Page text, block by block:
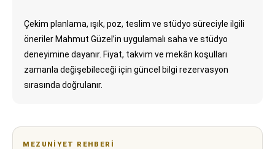
Çekim planlama, ışık, poz, teslim ve stüdyo süreciyle ilgili
öneriler Mahmut Güzel’in uygulamalı saha ve stüdyo
deneyimine dayanır. Fiyat, takvim ve mekân koşulları
zamanla değişebileceği için güncel bilgi rezervasyon
sırasında doğrulanır.
MEZUNIYET REHBERI